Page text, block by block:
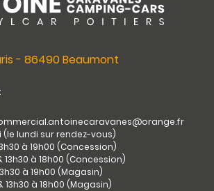
- 86490 Beaumont
lundi sur rendez-vous)
à 19h00 (Concession)
13h30 à 18h00 (Concession)
à 19h00 (Magasin)
13h30 à 18h00 (Magasin)